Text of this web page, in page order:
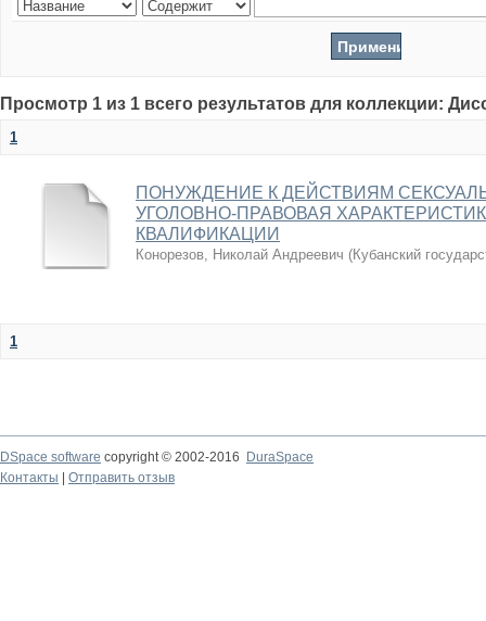
Просмотр 1 из 1 всего результатов для коллекции:
1
ПОНУЖДЕНИЕ К ДЕЙСТВИЯМ
УГОЛОВНО-ПРАВОВАЯ
КВАЛИФИКАЦИИ
Конорезов, Николай Андреевич (Кубанский
1
DSpace software copyright © 2002-2016
DuraSpace
Контакты
Отправить отзыв